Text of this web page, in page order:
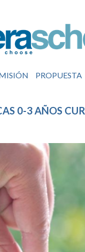
PROPUESTA
0-3 AÑOS